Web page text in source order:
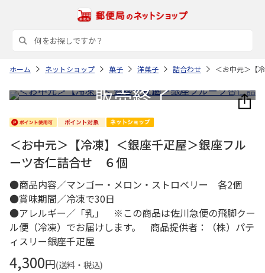
ホーム ネットショップ 菓子 洋菓子 詰合わせ ＜お中元＞【
＜お中元＞【冷凍】＜銀座千疋屋＞銀座フル
ーツ杏仁詰合せ ６個
●商品内容／マンゴー・メロン・ストロベリー 各2個
●賞味期間／冷凍で30日
●アレルギー／「乳」 ※この商品は佐川急便の飛脚クー
ル便（冷凍）でお届けします。 商品提供者：（株）パテ
ィスリー銀座千疋屋
4,300円(送料・税込)